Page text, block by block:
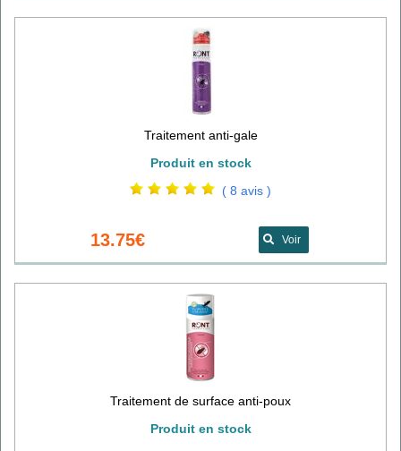
Traitement anti-gale
Produit en stock
( 8 avis )
13.75€ Voir
Traitement de surface anti-poux
Produit en stock